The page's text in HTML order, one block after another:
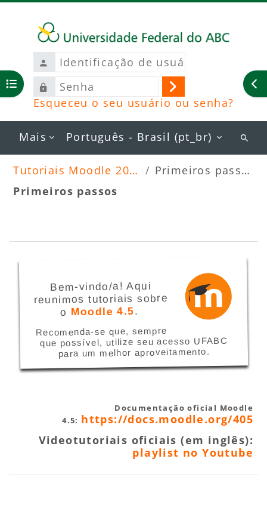
Ir para o conteúdo principal
Identificação
de
usuário
Senha
Acessar
Esqueceu o seu usuário ou senha?
Mais Português - Brasil ‎(pt_br)‎
Abrir índice do curso
Tutoriais Moodle 2026
Primeiros passos
Primeiros passos
Contorno da seção
Bem-vindo/a! Aqui
reunimos tutoriais sobre
o Moodle 4.5.
Recomenda-se que, sempre
que possível, utilize seu acesso UFABC
para um melhor aproveitamento.
Documentação oficial Moodle
4.5: https://docs.moodle.org/405
Videotutoriais oficiais (em inglês):
playlist no Youtube